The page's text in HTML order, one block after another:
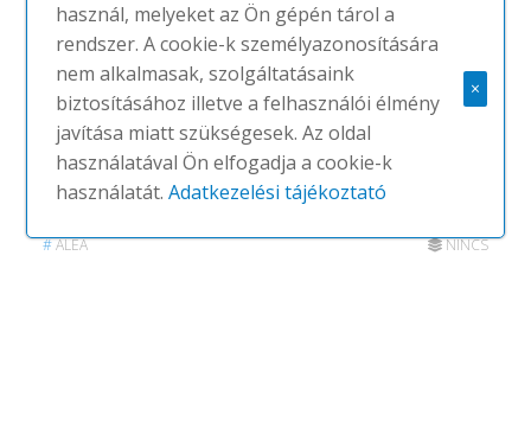
#ALEA NINCS
használ, melyeket az Ön gépén tárol a
rendszer. A cookie-k személyazonosítására
nem alkalmasak, szolgáltatásaink
biztosításához illetve a felhasználói élmény
javítása miatt szükségesek. Az oldal
használatával Ön elfogadja a cookie-k
használatát.Adatkezelési tájékoztató
×